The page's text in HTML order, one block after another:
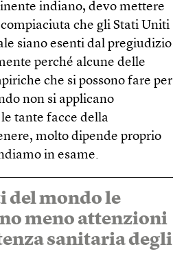
indiano, devo mettere
che gli Stati Uniti
siano esenti dal pregiudizio
perché alcune delle
che si possono fare per
non si applicano
tante facce della
molto dipende proprio
in esame.
del mondo le
meno attenzioni
sanitaria degli